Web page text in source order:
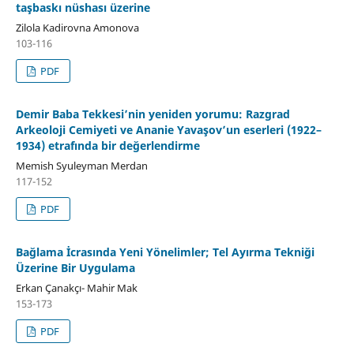
taşbaskı nüshası üzerine
Zilola Kadirovna Amonova
103-116
PDF
Demir Baba Tekkesi’nin yeniden yorumu: Razgrad
Arkeoloji Cemiyeti ve Ananie Yavaşov’un eserleri (1922–
1934) etrafında bir değerlendirme
Memish Syuleyman Merdan
117-152
PDF
Bağlama İcrasında Yeni Yönelimler; Tel Ayırma Tekniği
Üzerine Bir Uygulama
Erkan Çanakçı- Mahir Mak
153-173
PDF